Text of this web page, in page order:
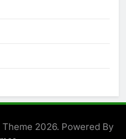
2026. Powered By